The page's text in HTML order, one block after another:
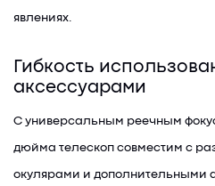
явлениях.
Гибкость
аксессуарами
С универсальным реечным
дюйма телескоп совместим с
окулярами и дополнительными